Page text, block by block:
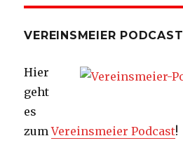
VEREINSMEIER PODCAST
Hier
geht
es
zumVereinsmeier Podcast!